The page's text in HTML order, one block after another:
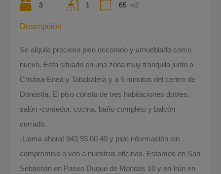
3 1 65 m2
Descripción
Se alquila precioso piso decorado y amueblado como
nuevo. Está situado en una zona muy tranquila junto a
Cristina-Enea y Tabakalera y a 5 minutos del centro de
Donostia. El piso consta de tres habitaciones dobles,
salón -comedor, cocina, baño completo y balcón
cerrado.
¡Llama ahora! 943 93 00 40 y pide información sin
compromiso o ven a nuestras oficinas. Estamos en San
Sebastián en Paseo Duque de Mandas 10 y en Irún en